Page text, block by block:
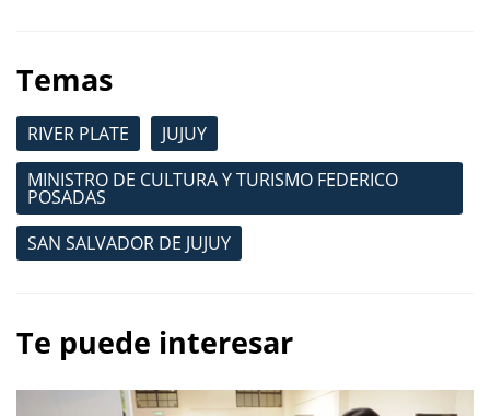
Temas
RIVER PLATE
JUJUY
MINISTRO DE CULTURA Y TURISMO FEDERICO
POSADAS
SAN SALVADOR DE JUJUY
Te puede interesar